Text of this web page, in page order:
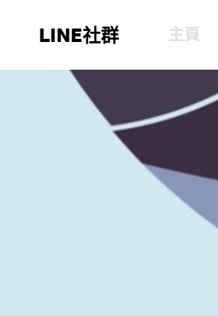
LINE社群 主頁